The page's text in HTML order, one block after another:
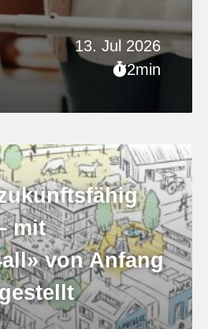
13. Jul 2026
2min
mit
von Anfang